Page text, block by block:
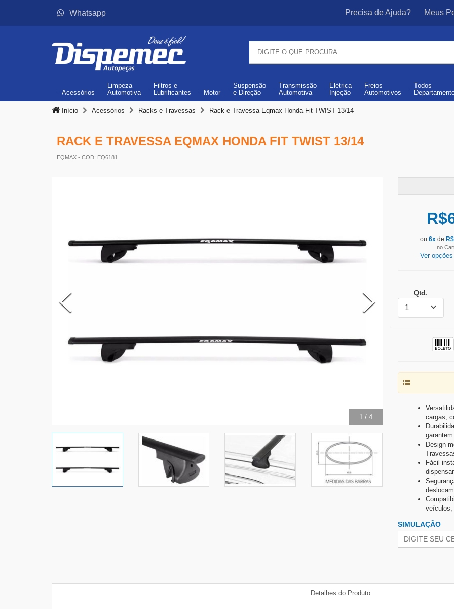
Whatsapp Precisa de Ajuda? Meus
Acessórios
Limpeza
Automotiva
Filtros e
Lubrificantes
Motor
Suspensão
e Direção
Transmissão
Automotiva
Elétrica
Injeção
Freios
Automotivos
Todos
Início Acessórios Racks e Travessas Rack e Travessa Eqmax Honda Fit TWIST 13/14
RACK E TRAVESSA EQMAX HONDA FIT TWIST 13/14
EQMAX - COD: EQ6181
2/ 4
R$
ou6x de R$
no
Ver
Qtd.
1
cargas,
Design
Fácil
veículos,
SIMULAÇÃO
Detalhes do Produto